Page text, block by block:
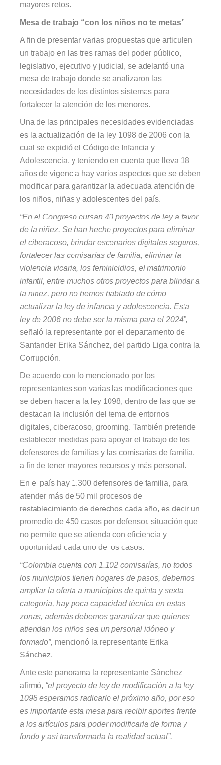
mayores retos.
Mesa de trabajo “con los niños no te metas”
A fin de presentar varias propuestas que articulen
un trabajo en las tres ramas del poder público,
legislativo, ejecutivo y judicial, se adelantó una
mesa de trabajo donde se analizaron las
necesidades de los distintos sistemas para
fortalecer la atención de los menores.
Una de las principales necesidades evidenciadas
es la actualización de la ley 1098 de 2006 con la
cual se expidió el Código de Infancia y
Adolescencia, y teniendo en cuenta que lleva 18
años de vigencia hay varios aspectos que se deben
modificar para garantizar la adecuada atención de
los niños, niñas y adolescentes del país.
“En el Congreso cursan 40 proyectos de ley a favor
de la niñez. Se han hecho proyectos para eliminar
el ciberacoso, brindar escenarios digitales seguros,
fortalecer las comisarías de familia, eliminar la
violencia vicaria, los feminicidios, el matrimonio
infantil, entre muchos otros proyectos para blindar a
la niñez, pero no hemos hablado de cómo
actualizar la ley de infancia y adolescencia. Esta
ley de 2006 no debe ser la misma para el 2024”,
señaló la representante por el departamento de
Santander Erika Sánchez, del partido Liga contra la
Corrupción.
De acuerdo con lo mencionado por los
representantes son varias las modificaciones que
se deben hacer a la ley 1098, dentro de las que se
destacan la inclusión del tema de entornos
digitales, ciberacoso, grooming. También pretende
establecer medidas para apoyar el trabajo de los
defensores de familias y las comisarías de familia,
a fin de tener mayores recursos y más personal.
En el país hay 1.300 defensores de familia, para
atender más de 50 mil procesos de
restablecimiento de derechos cada año, es decir un
promedio de 450 casos por defensor, situación que
no permite que se atienda con eficiencia y
oportunidad cada uno de los casos.
“Colombia cuenta con 1.102 comisarías, no todos
los municipios tienen hogares de pasos, debemos
ampliar la oferta a municipios de quinta y sexta
categoría, hay poca capacidad técnica en estas
zonas, además debemos garantizar que quienes
atiendan los niños sea un personal idóneo y
formado”, mencionó la representante Erika
Sánchez.
Ante este panorama la representante Sánchez
afirmó, “el proyecto de ley de modificación a la ley
1098 esperamos radicarlo el próximo año, por eso
es importante esta mesa para recibir aportes frente
a los artículos para poder modificarla de forma y
fondo y así transformarla la realidad actual”.